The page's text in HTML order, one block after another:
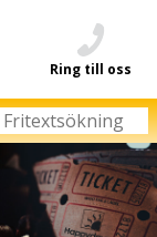
Ring till oss